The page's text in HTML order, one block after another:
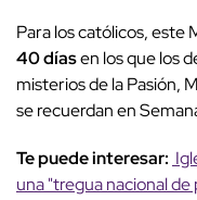
Para los católicos, este
40 díasen los que los
misterios de la Pasión,
se recuerdan en
Te puede interesar:
una "tregua nacional de